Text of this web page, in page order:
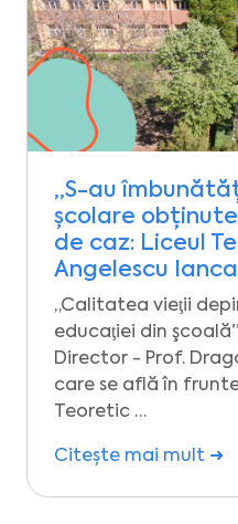
„S-au
școlare
de caz: Liceul
Angelescu
„Calitatea vieţii
educaţiei din
Director - Prof.
care se află în
Teoretic …
Citește mai mult ➜